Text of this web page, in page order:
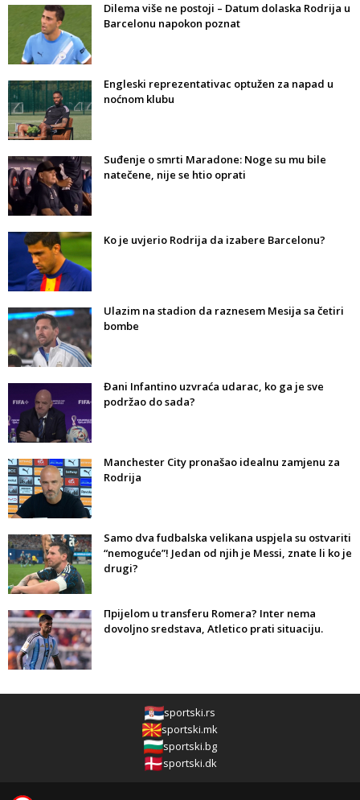
Dilema više ne postoji – Datum dolaska Rodrija u
Barcelonu napokon poznat
Engleski reprezentativac optužen za napad u
noćnom klubu
Suđenje o smrti Maradone: Noge su mu bile
natečene, nije se htio oprati
Ko je uvjerio Rodrija da izabere Barcelonu?
Ulazim na stadion da raznesem Mesija sa četiri
bombe
Đani Infantino uzvraća udarac, ko ga je sve
podržao do sada?
Manchester City pronašao idealnu zamjenu za
Rodrija
Samo dva fudbalska velikana uspjela su ostvariti
“nemoguće”! Jedan od njih je Messi, znate li ko je
drugi?
Прijelom u transferu Romera? Inter nema
dovoljno sredstava, Atletico prati situaciju.
sportski.rs
sportski.mk
sportski.bg
sportski.dk